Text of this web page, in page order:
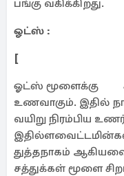
பங்கு வகிக்கிறது.
ஓட்ஸ் :
[
ஓட்ஸ் மூளைக்கு
உணவாகும். இதில்
வயிறு நிரம்பிய
துத்தநாகம்
சத்துக்கள் மூளை